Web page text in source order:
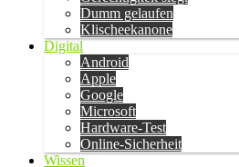
Dumm gelaufen
Klischeekanone
Digital
Android
Apple
Google
Microsoft
Hardware-Test
Online-Sicherheit
Wissen